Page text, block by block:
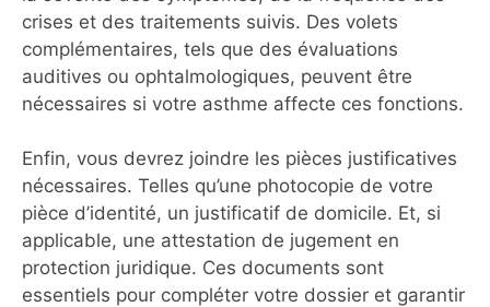
crises et des traitements suivis. Des volets
complémentaires, tels que des évaluations
auditives ou ophtalmologiques, peuvent être
nécessaires si votre asthme affecte ces fonctions.
Enfin, vous devrez joindre les pièces justificatives
nécessaires. Telles qu’une photocopie de votre
pièce d’identité, un justificatif de domicile. Et, si
applicable, une attestation de jugement en
protection juridique. Ces documents sont
essentiels pour compléter votre dossier et garantir